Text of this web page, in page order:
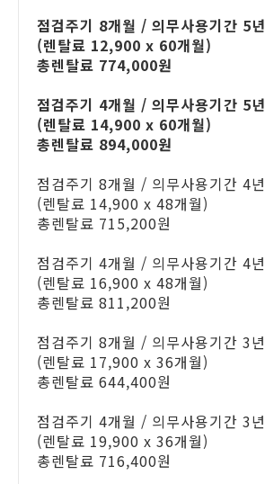
점검주기 8개월 / 의무사용기간 5년
(렌탈료 12,900 x 60개월)
총렌탈료 774,000원
점검주기 4개월 / 의무사용기간 5년
(렌탈료 14,900 x 60개월)
총렌탈료 894,000원
점검주기 8개월 / 의무사용기간 4년
(렌탈료 14,900 x 48개월)
총렌탈료 715,200원
점검주기 4개월 / 의무사용기간 4년
(렌탈료 16,900 x 48개월)
총렌탈료 811,200원
점검주기 8개월 / 의무사용기간 3년
(렌탈료 17,900 x 36개월)
총렌탈료 644,400원
점검주기 4개월 / 의무사용기간 3년
(렌탈료 19,900 x 36개월)
총렌탈료 716,400원